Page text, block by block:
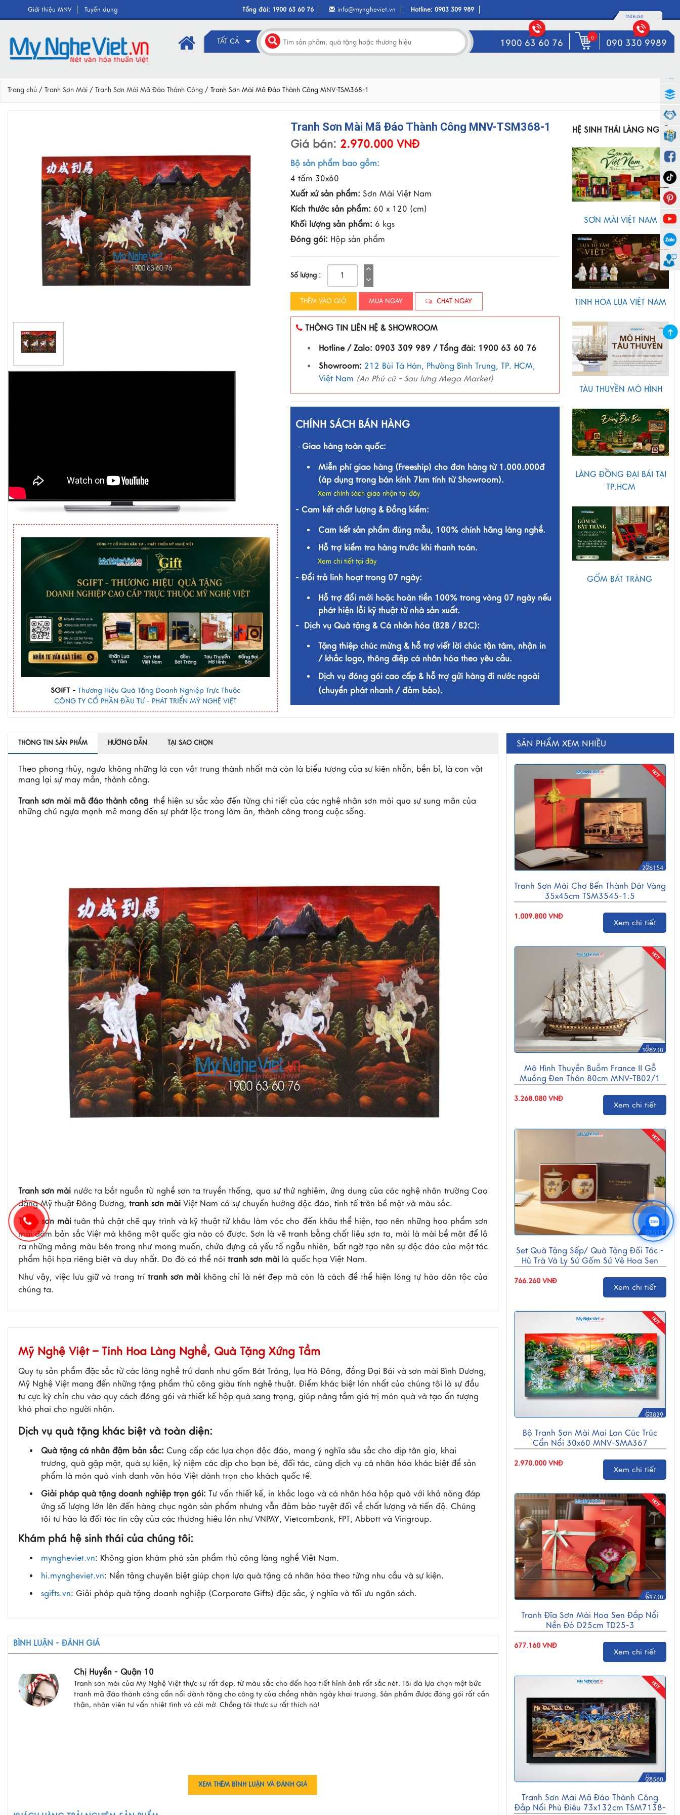
Giới thiệu MNV Tuyển dụng Tổng đài: 1900 63 60 76 info@myngheviet.vn Hotline:0903 309 989
ENGLISH
TẤT CẢ 1900 63 60 76 0 090 330 9989
Trang chủ / Tranh Sơn Mài / Tranh Sơn Mài Mã Đáo Thành Công / Tranh Sơn Mài Mã Đáo Thành Công MNV-TSM368-1
SGIFT - Thương Hiệu Quà Tặng Doanh Nghiệp Trực Thuộc
CÔNG TY CỔ PHẦN ĐẦU TƯ - PHÁT TRIỂN MỸ NGHỆ VIỆT
Tranh Sơn Mài Mã Đáo Thành Công MNV-TSM368-1
Giá bán: 2.970.000 VNĐ
Bộ sản phẩm bao gồm:
4 tấm 30x60
Xuất xứ sản phẩm: Sơn Mài Việt Nam
Kích thước sản phẩm: 60 x 120 (cm)
Khối lượng sản phẩm: 6 kgs
Đóng gói: Hộp sản phẩm
Số lượng :
THÊM VÀO GIỎ MUA NGAY CHAT NGAY
THÔNG TIN LIÊN HỆ & SHOWROOM
Hotline / Zalo: 0903 309 989 / Tổng đài: 1900 63 60 76
Showroom: 212 Bùi Tá Hán, Phường Bình Trưng, TP. HCM,
Việt Nam (An Phú cũ - Sau lưng Mega Market)
CHÍNH SÁCH BÁN HÀNG
- Giao hàng toàn quốc:
Miễn phí giao hàng (Freeship) cho đơn hàng từ 1.000.000đ
(áp dụng trong bán kính 7km tính từ Showroom).
Xem chính sách giao nhận tại đây
- Cam kết chất lượng & Đồng kiểm:
Cam kết sản phẩm đúng mẫu, 100% chính hãng làng nghề.
Hỗ trợ kiểm tra hàng trước khi thanh toán.
Xem chi tiết tại đây
- Đổi trả linh hoạt trong 07 ngày:
Hỗ trợ đổi mới hoặc hoàn tiền 100% trong vòng 07 ngày nếu
phát hiện lỗi kỹ thuật từ nhà sản xuất.
- Dịch vụ Quà tặng & Cá nhân hóa (B2B / B2C):
Tặng thiệp chúc mừng & hỗ trợ viết lời chúc tận tâm, nhận in
/ khắc logo, thông điệp cá nhân hóa theo yêu cầu.
Dịch vụ đóng gói cao cấp & hỗ trợ gửi hàng đi nước ngoài
(chuyển phát nhanh / đảm bảo).
HỆ SINH THÁI LÀNG NGHỀ
SƠN MÀI VIỆT NAM
TINH HOA LỤA VIỆT NAM
TÀU THUYỀN MÔ HÌNH
LÀNG ĐỒNG ĐẠI BÁI TẠI
TP.HCM
GỐM BÁT TRÀNG
THÔNG TIN SẢN PHẨM HƯỚNG DẪN TẠI SAO CHỌN
Theo phong thủy, ngựa không những là con vật trung thành nhất mà còn là biểu tượng của sự kiên nhẫn, bền bỉ, là con vật
mang lại sự may mắn, thành công.
Tranh sơn mài mã đáo thành công thể hiện sự sắc xảo đến từng chi tiết của các nghệ nhân sơn mài qua sự sung mãn của
những chú ngựa mạnh mẽ mang đến sự phát lộc trong làm ăn, thành công trong cuộc sống.
Tranh sơn mài nước ta bắt nguồn từ nghề sơn ta truyền thống, qua sự thử nghiệm, ứng dụng của các nghệ nhân trường Cao
đẳng Mỹ thuật Đông Dương, tranh sơn mài Việt Nam có sự chuyển hướng độc đáo, tinh tế trên bề mặt và màu sắc.
Tranh sơn màituân thủ chặt chẽ quy trình và kỹ thuật từ khâu làm vóc cho đến khâu thể hiện, tạo nên những họa phẩm sơn
mài đậm bản sắc Việt mà không một quốc gia nào có được. Sơn là vẽ tranh bằng chất liệu sơn ta, mài là mài bề mặt để lộ
ra những mảng màu bên trong như mong muốn, chứa đựng cả yếu tố ngẫu nhiên, bất ngờ tạo nên sự độc đáo của một tác
phẩm hội họa riêng biệt và duy nhất. Do đó có thể nói tranh sơn mài là quốc họa Việt Nam.
Như vậy, việc lưu giữ và trang trí tranh sơn màikhông chỉ là nét đẹp mà còn là cách để thể hiện lòng tự hào dân tộc của
chúng ta.
Mỹ Nghệ Việt – Tinh Hoa Làng Nghề, Quà Tặng Xứng Tầm
Quy tụ sản phẩm đặc sắc từ các làng nghề trứ danh như gốm Bát Tràng, lụa Hà Đông, đồng Đại Bái và sơn mài Bình Dương,
Mỹ Nghệ Việt mang đến những tặng phẩm thủ công giàu tính nghệ thuật. Điểm khác biệt lớn nhất của chúng tôi là sự đầu
tư cực kỳ chỉn chu vào quy cách đóng gói và thiết kế hộp quà sang trọng, giúp nâng tầm giá trị món quà và tạo ấn tượng
khó phai cho người nhận.
Dịch vụ quà tặng khác biệt và toàn diện:
Quà tặng cá nhân đậm bản sắc: Cung cấp các lựa chọn độc đáo, mang ý nghĩa sâu sắc cho dịp tân gia, khai
trương, quà gặp mặt, quà sự kiện, kỷ niệm các dịp cho bạn bè, đối tác, cùng dịch vụ cá nhân hóa khác biệt để sản
phẩm là món quà vinh danh văn hóa Việt dành trọn cho khách quốc tế.
Giải pháp quà tặng doanh nghiệp trọn gói: Tư vấn thiết kế, in khắc logo và cá nhân hóa hộp quà với khả năng đáp
ứng số lượng lớn lên đến hàng chục ngàn sản phẩm nhưng vẫn đảm bảo tuyệt đối về chất lượng và tiến độ. Chúng
tôi tự hào là đối tác tin cậy của các thương hiệu lớn như VNPAY, Vietcombank, FPT, Abbott và Vingroup.
Khám phá hệ sinh thái của chúng tôi:
myngheviet.vn: Không gian khám phá sản phẩm thủ công làng nghề Việt Nam.
hi.myngheviet.vn: Nền tảng chuyên biệt giúp chọn lựa quà tặng cá nhân hóa theo từng nhu cầu và sự kiện.
sgifts.vn: Giải pháp quà tặng doanh nghiệp (Corporate Gifts) đặc sắc, ý nghĩa và tối ưu ngân sách.
BÌNH LUẬN - ĐÁNH GIÁ
Chị Huyền - Quận 10
Tranh sơn mài của Mỹ Nghệ Việt thực sự rất đẹp, từ màu sắc cho đến họa tiết hỉnh ảnh rất sắc nét. Tôi đã lựa chọn một bức
tranh mã đáo thành công cẩn nổi dành tặng cho công ty của chồng nhân ngày khai trương. Sản phẩm được đóng gói rất cẩn
thận, nhân viên tư vấn nhiệt tình và cởi mở. Chồng tôi thực sự rất thích nó!
XEM THÊM BÌNH LUẬN VÀ ĐÁNH GIÁ
SẢN PHẨM XEM NHIỀU
226154
Tranh Sơn Mài Chợ Bến Thành Dát Vàng
35x45cm TSM3545-1.5
1.009.800 VNĐ
Xem chi tiết
128230
Mô Hình Thuyền Buồm France II Gỗ
Muồng Đen Thân 80cm MNV-TB02/1
3.268.080 VNĐ
Xem chi tiết
55513
Set Quà Tặng Sếp/ Quà Tặng Đối Tác -
Hũ Trà Và Ly Sứ Gốm Sứ Vẽ Hoa Sen
766.260 VNĐ
Xem chi tiết
53829
Bộ Tranh Sơn Mài Mai Lan Cúc Trúc
Cẩn Nổi 30x60 MNV-SMA367
2.970.000 VNĐ
Xem chi tiết
51730
Tranh Đĩa Sơn Mài Hoa Sen Đắp Nổi
Nền Đỏ D25cm TD25-3
677.160 VNĐ
Xem chi tiết
28560
Tranh Sơn Mài Mã Đáo Thành Công
Đắp Nổi Phù Điêu 73x132cm TSM7138-